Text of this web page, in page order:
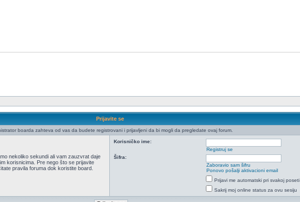
Prijavite se
boarda zahteva od vas da budete registrovani i prijavljeni da bi mogli da pregledate ovaj forum.
nekoliko sekundi ali vam zauzvrat daje
korisnicima. Pre nego što se prijavite
pravila foruma dok koristite board.
Korisničko ime:
Registruj se
Šifra:
Zaboravio sam šifru
Ponovo pošalji aktivacioni email
Prijavi me automatski pri svakoj poseti
Sakrij moj online status za ovu sesiju